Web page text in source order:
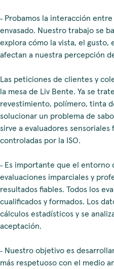
‑ Probamos la interacción
envasado. Nuestro trabajo se
explora cómo la vista, el gusto,
afectan a nuestra percepción
Las peticiones de clientes y
la mesa de Liv Bente. Ya se
revestimiento, polímero, tinta
solucionar un problema de
sirve a evaluadores
controladas por la ISO.
‑ Es importante que el entorno
evaluaciones imparciales y
resultados fiables. Todos los
cualificados y formados. Los
cálculos estadísticos y se
aceptación.
‑ Nuestro objetivo es
más respetuoso con el medio